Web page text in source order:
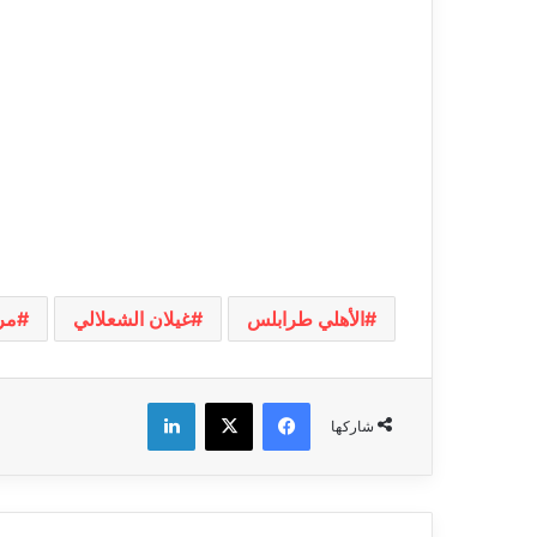
الأهلي طرابلس غيلان الشعلالي
شاركها
فيسبوك ‫X لينكدإن